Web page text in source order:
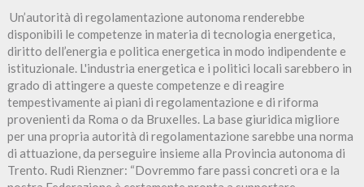
Un’autorità di regolamentazione autonoma renderebbe
disponibili le competenze in materia di tecnologia energetica,
diritto dell’energia e politica energetica in modo indipendente e
istituzionale. L'industria energetica e i politici locali sarebbero in
grado di attingere a queste competenze e di reagire
tempestivamente ai piani di regolamentazione e di riforma
provenienti da Roma o da Bruxelles. La base giuridica migliore
per una propria autorità di regolamentazione sarebbe una norma
di attuazione, da perseguire insieme alla Provincia autonoma di
Trento. Rudi Rienzner: “Dovremmo fare passi concreti ora e la